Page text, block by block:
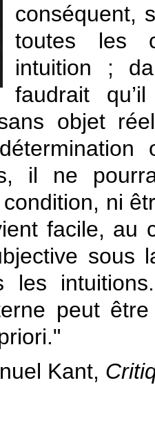
conséquent,
toutes les
intuition ;
faudrait
objet
il ne
ni
facile, au
sous
les
peut
Kant,